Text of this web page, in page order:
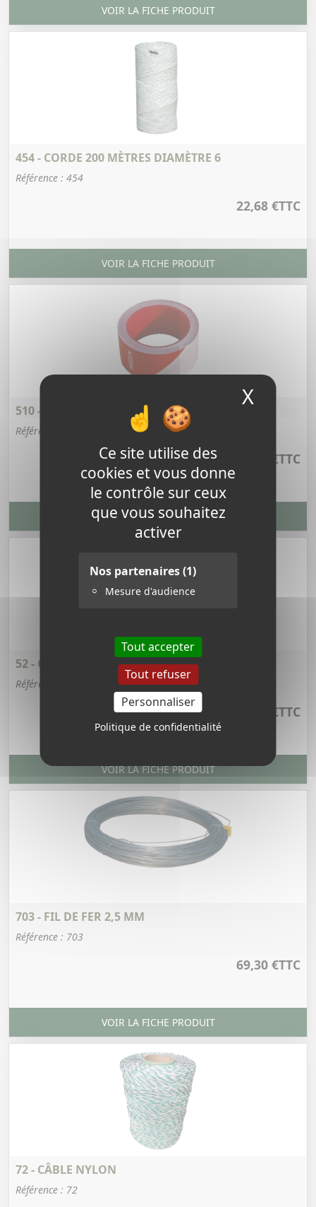
Ce site utilise des
cookies et vous donne
le contrôle sur ceux
que vous souhaitez
activer
Nos partenaires(1)
Mesure d'audience
Tout accepter
Tout refuser
Personnaliser
Politique de confidentialité
X
VOIR LA FICHE PRODUIT
454 - CORDE 200 MÈTRES DIAMÈTRE 6
Référence : 454
22,68 €TTC
VOIR LA FICHE PRODUIT
510 - RUBAN DE SIGNALISATION
Référence : 510
3,64 €TTC
VOIR LA FICHE PRODUIT
52 - CÂBLE NYLON 500 MÈTRES
Référence : 52
27,72 €TTC
VOIR LA FICHE PRODUIT
703 - FIL DE FER 2,5 MM
Référence : 703
69,30 €TTC
VOIR LA FICHE PRODUIT
72 - CÂBLE NYLON
Référence : 72